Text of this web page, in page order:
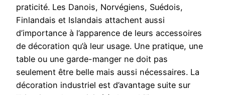
praticité. Les Danois, Norvégiens, Suédois,
Finlandais et Islandais attachent aussi
d’importance à l’apparence de leurs accessoires
de décoration qu’à leur usage. Une pratique, une
table ou une garde-manger ne doit pas
seulement être belle mais aussi nécessaires. La
décoration industriel est d’avantage suite sur